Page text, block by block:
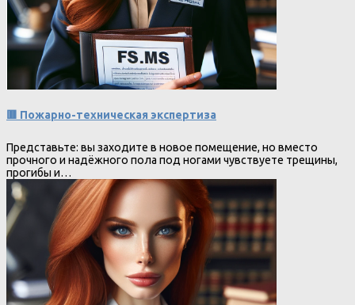
🟥 Пожарно-техническая экспертиза
Представьте: вы заходите в новое помещение, но вместо
прочного и надёжного пола под ногами чувствуете трещины,
прогибы и…